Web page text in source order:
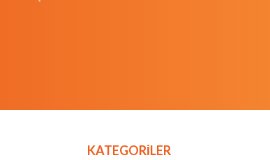
KATEGORİLER